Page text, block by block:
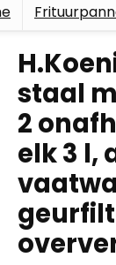
staal
2
elk 3 l,